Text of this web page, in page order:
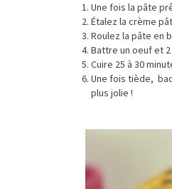
Une fois la pâte
Étalez la crème
Roulez la pâte en
Battre un oeuf et
Cuire 25 à 30
Une fois tiède,
plus jolie !